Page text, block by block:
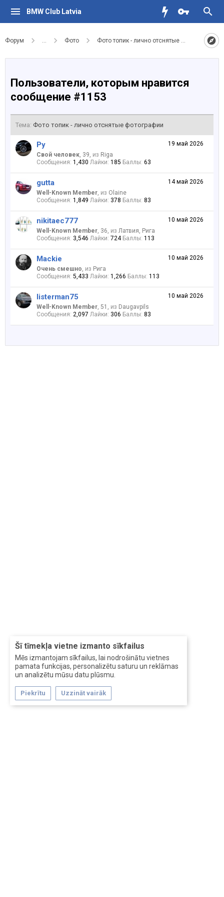
BMW Club Latvia
Форум ... Фото Фото топик - лично отснятые фотографии
Šī tīmekļa vietne izmanto sīkfailus
Mēs izmantojam sīkfailus, lai nodrošinātu vietnes
pamata funkcijas, personalizētu saturu un reklāmas
un analizētu mūsu datu plūsmu.
Piekrītu Uzzināt vairāk
Пользователи, которым нравится
сообщение #1153
Тема: Фото топик - лично отснятые фотографии
19 май 2026
Ру
Свой человек, 39, из Riga
Сообщения: 1,430 Лайки: 185 Баллы: 63
14 май 2026
gutta
Well-Known Member, из Olaine
Сообщения: 1,849 Лайки: 378 Баллы: 83
10 май 2026
nikitaec777
Well-Known Member, 36, из Латвия, Рига
Сообщения: 3,546 Лайки: 724 Баллы: 113
10 май 2026
Mackie
Очень смешно, из Рига
Сообщения: 5,433 Лайки: 1,266 Баллы: 113
10 май 2026
listerman75
Well-Known Member, 51, из Daugavpils
Сообщения: 2,097 Лайки: 306 Баллы: 83